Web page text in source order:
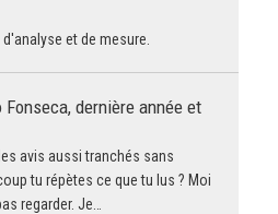
et de mesure.
Fonseca, dernière année et
avis aussi tranchés sans
tu répètes ce que tu lus ? Moi
regarder. Je…